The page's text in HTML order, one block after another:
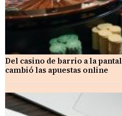
Del casino de barrio a la
cambió las apuestas online